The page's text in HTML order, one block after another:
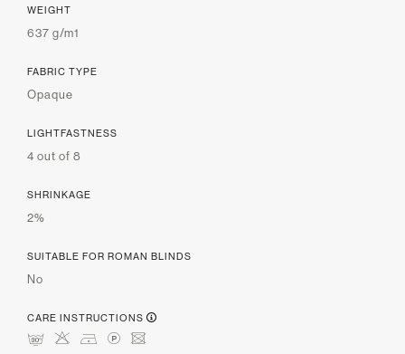
WEIGHT
637 g/m1
FABRIC TYPE
Opaque
LIGHTFASTNESS
4 out of 8
SHRINKAGE
2%
SUITABLE FOR ROMAN BLINDS
No
CARE INSTRUCTIONS
mHDLU